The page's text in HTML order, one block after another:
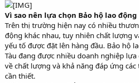
Vì sao nên lựa chọn Bảo hộ lao động
Trên thị trường hiện nay có nhiều
động khác nhau, tuy nhiên chất lượng
yếu tố được đặt lên hàng đầu. Bảo hộ
Tàu đang được nhiều doanh nghiệp
về chất lượng và khả năng đáp ứng các
cần thiết.